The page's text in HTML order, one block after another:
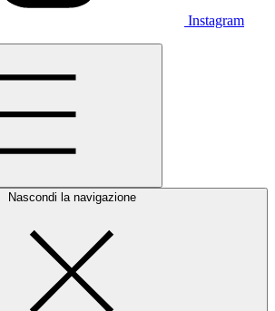
Instagram
Nascondi la navigazione